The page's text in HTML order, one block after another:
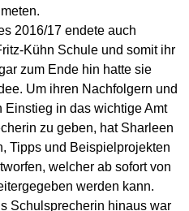
2016/17 endete auch
Kühn Schule und somit ihr
zum Ende hin hatte sie
Um ihren Nachfolgern und
Einstieg in das wichtige Amt
zu geben, hat Sharleen
Tipps und Beispielprojekten
welcher ab sofort von
werden kann.
Schulsprecherin hinaus war